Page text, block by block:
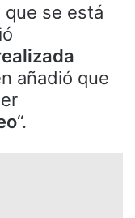
que se está
añadió que
“.